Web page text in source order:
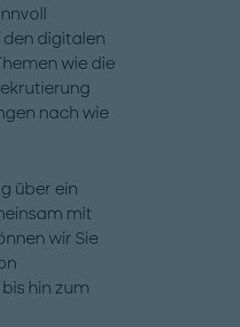
den digitalen
wie die
nach wie
über ein
mit
wir Sie
hin zum